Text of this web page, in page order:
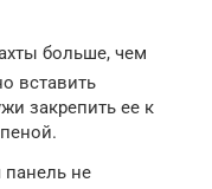
больше, чем
вставить
закрепить ее к
панель не